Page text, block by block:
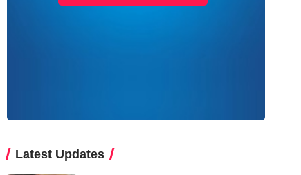
Latest Updates